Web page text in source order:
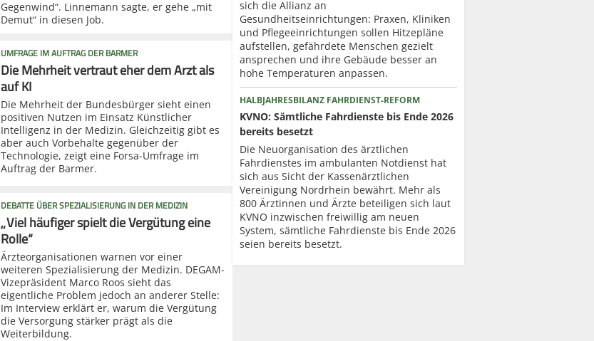
Gegenwind“. Linnemann sagte, er gehe „mit
Demut“ in diesen Job.
UMFRAGE IM AUFTRAG DER BARMER
Die Mehrheit vertraut eher dem Arzt als
auf KI
Die Mehrheit der Bundesbürger sieht einen
positiven Nutzen im Einsatz Künstlicher
Intelligenz in der Medizin. Gleichzeitig gibt es
aber auch Vorbehalte gegenüber der
Technologie, zeigt eine Forsa-Umfrage im
Auftrag der Barmer.
DEBATTE ÜBER SPEZIALISIERUNG IN DER MEDIZIN
„Viel häufiger spielt die Vergütung eine
Rolle“
Ärzteorganisationen warnen vor einer
weiteren Spezialisierung der Medizin. DEGAM-
Vizepräsident Marco Roos sieht das
eigentliche Problem jedoch an anderer Stelle:
Im Interview erklärt er, warum die Vergütung
die Versorgung stärker prägt als die
Weiterbildung.
sich die Allianz an
Gesundheitseinrichtungen: Praxen, Kliniken
und Pflegeeinrichtungen sollen Hitzepläne
aufstellen, gefährdete Menschen gezielt
ansprechen und ihre Gebäude besser an
hohe Temperaturen anpassen.
HALBJAHRESBILANZ FAHRDIENST-REFORM
KVNO: Sämtliche Fahrdienste bis Ende 2026
bereits besetzt
Die Neuorganisation des ärztlichen
Fahrdienstes im ambulanten Notdienst hat
sich aus Sicht der Kassenärztlichen
Vereinigung Nordrhein bewährt. Mehr als
800 Ärztinnen und Ärzte beteiligen sich laut
KVNO inzwischen freiwillig am neuen
System, sämtliche Fahrdienste bis Ende 2026
seien bereits besetzt.